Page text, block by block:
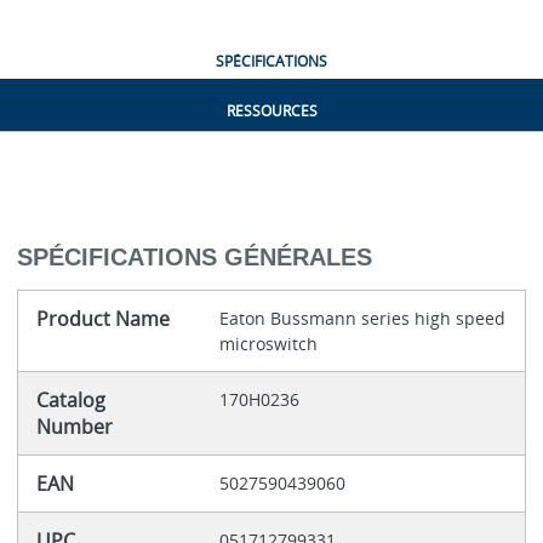
SPÉCIFICATIONS
RESSOURCES
SPÉCIFICATIONS GÉNÉRALES
Product Name
Eaton Bussmann series high speed
microswitch
Catalog
Number
170H0236
EAN 5027590439060